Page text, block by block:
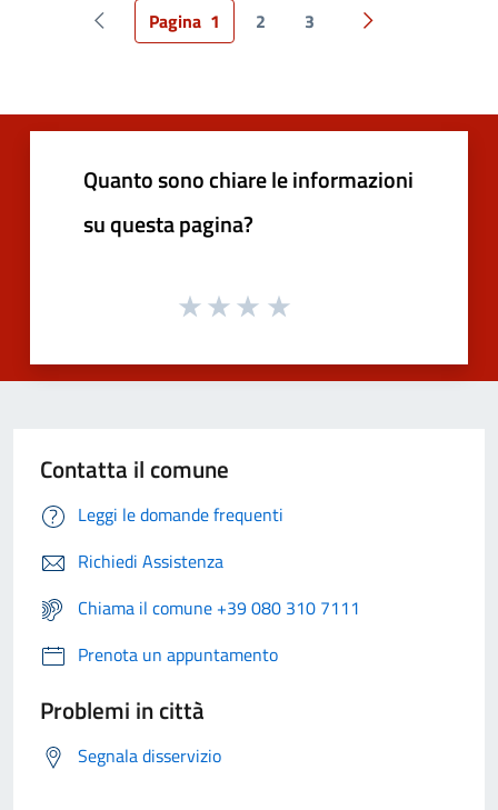
Pagina precedente
Pagina 1 2 3 Pagina
Quanto sono chiare le informazioni
su questa pagina?
Contatta il comune
Leggi le domande frequenti
Richiedi Assistenza
Chiama il comune +39 080 310 7111
Prenota un appuntamento
Problemi in città
Segnala disservizio